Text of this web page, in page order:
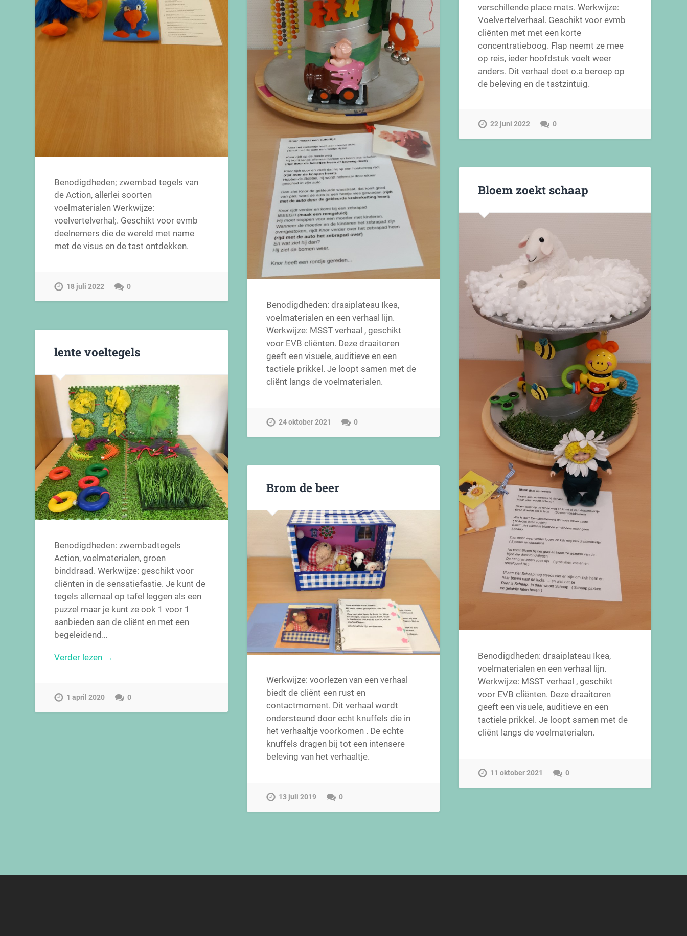
Benodigdheden; zwembad tegels van
de Action, allerlei soorten
voelmaterialen Werkwijze:
voelvertelverhal;. Geschikt voor evmb
deelnemers die de wereld met name
met de visus en de tast ontdekken.
18 juli 2022 0
verschillende place mats. Werkwijze:
Voelvertelverhaal. Geschikt voor evmb
cliënten met met een korte
concentratieboog. Flap neemt ze mee
op reis, ieder hoofdstuk voelt weer
anders. Dit verhaal doet o.a beroep op
de beleving en de tastzintuig.
22 juni 2022 0
Benodigdheden: draaiplateau Ikea,
voelmaterialen en een verhaal lijn.
Werkwijze: MSST verhaal , geschikt
voor EVB cliënten. Deze draaitoren
geeft een visuele, auditieve en een
tactiele prikkel. Je loopt samen met de
cliënt langs de voelmaterialen.
24 oktober 2021 0
Bloem zoekt schaap
Benodigdheden: draaiplateau Ikea,
voelmaterialen en een verhaal lijn.
Werkwijze: MSST verhaal , geschikt
voor EVB cliënten. Deze draaitoren
geeft een visuele, auditieve en een
tactiele prikkel. Je loopt samen met de
cliënt langs de voelmaterialen.
11 oktober 2021 0
lente voeltegels
Benodigdheden: zwembadtegels
Action, voelmaterialen, groen
binddraad. Werkwijze: geschikt voor
cliënten in de sensatiefastie. Je kunt de
tegels allemaal op tafel leggen als een
puzzel maar je kunt ze ook 1 voor 1
aanbieden aan de cliënt en met een
begeleidend…
Verder lezen →
1 april 2020 0
Brom de beer
Werkwijze: voorlezen van een verhaal
biedt de cliënt een rust en
contactmoment. Dit verhaal wordt
ondersteund door echt knuffels die in
het verhaaltje voorkomen . De echte
knuffels dragen bij tot een intensere
beleving van het verhaaltje.
13 juli 2019 0